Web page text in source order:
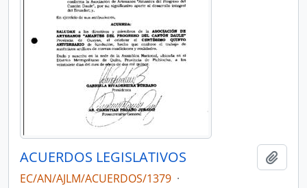
ACUERDOS LEGISLATIVOS
EC/AN/AJLM/ACUERDOS/1379 ·